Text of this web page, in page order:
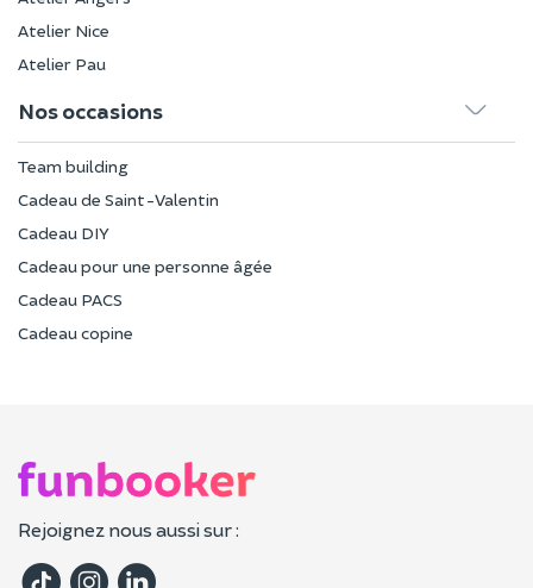
Atelier Nice
Atelier Pau
Nos occasions
Team building
Cadeau de Saint-Valentin
Cadeau DIY
Cadeau pour une personne âgée
Cadeau PACS
Cadeau copine
Rejoignez nous aussi sur :